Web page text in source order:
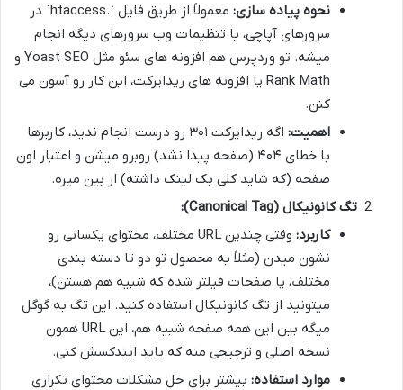
نحوه پیاده سازی:
معمولاً از طریق فایل `.htaccess` در
سرورهای آپاچی، یا تنظیمات وب سرورهای دیگه انجام
میشه. تو وردپرس هم افزونه های سئو مثل Yoast SEO و
Rank Math یا افزونه های ریدایرکت، این کار رو آسون می
کنن.
اهمیت:
اگه ریدایرکت ۳۰۱ رو درست انجام ندید، کاربرها
با خطای ۴۰۴ (صفحه پیدا نشد) روبرو میشن و اعتبار اون
صفحه (که شاید کلی بک لینک داشته) از بین میره.
تگ کانونیکال (Canonical Tag):
کاربرد:
وقتی چندین URL مختلف، محتوای یکسانی رو
نشون میدن (مثلاً یه محصول تو دو تا دسته بندی
مختلف، یا صفحات فیلتر شده که شبیه هم هستن)،
میتونید از تگ کانونیکال استفاده کنید. این تگ به گوگل
میگه بین این همه صفحه شبیه هم، این URL همون
نسخه اصلی و ترجیحی منه که باید ایندکسش کنی.
موارد استفاده: بیشتر برای حل مشکلات محتوای تکراری